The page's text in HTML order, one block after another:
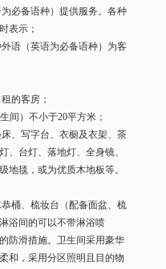
必备语种）提供服务。各种
表示；
语（英语为必备语种）为客
的客房；
间）不小于20平方米；
、写字台、衣橱及衣架、茶
、台灯、落地灯、全身镜、
地毯，或为优质木地板等。
桶、梳妆台（配备面盆、梳
浴间的可以不带淋浴喷
防滑措施。卫生间采用豪华
和，采用分区照明且目的物